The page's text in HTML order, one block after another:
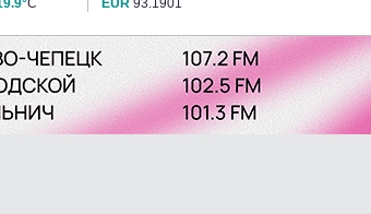
C
EUR 93.1901